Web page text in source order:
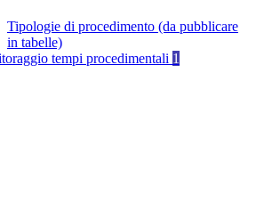
Tipologie di procedimento (da pubblicare
in tabelle)
tempi procedimentali 1